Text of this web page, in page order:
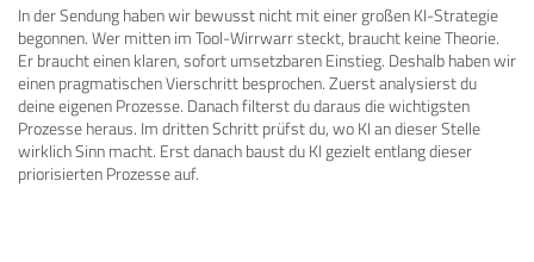
In der Sendung haben wir bewusst nicht mit einer großen KI-Strategie
begonnen. Wer mitten im Tool-Wirrwarr steckt, braucht keine Theorie.
Er braucht einen klaren, sofort umsetzbaren Einstieg. Deshalb haben wir
einen pragmatischen Vierschritt besprochen. Zuerst analysierst du
deine eigenen Prozesse. Danach filterst du daraus die wichtigsten
Prozesse heraus. Im dritten Schritt prüfst du, wo KI an dieser Stelle
wirklich Sinn macht. Erst danach baust du KI gezielt entlang dieser
priorisierten Prozesse auf.